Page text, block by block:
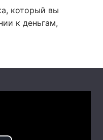
который вы
к деньгам,